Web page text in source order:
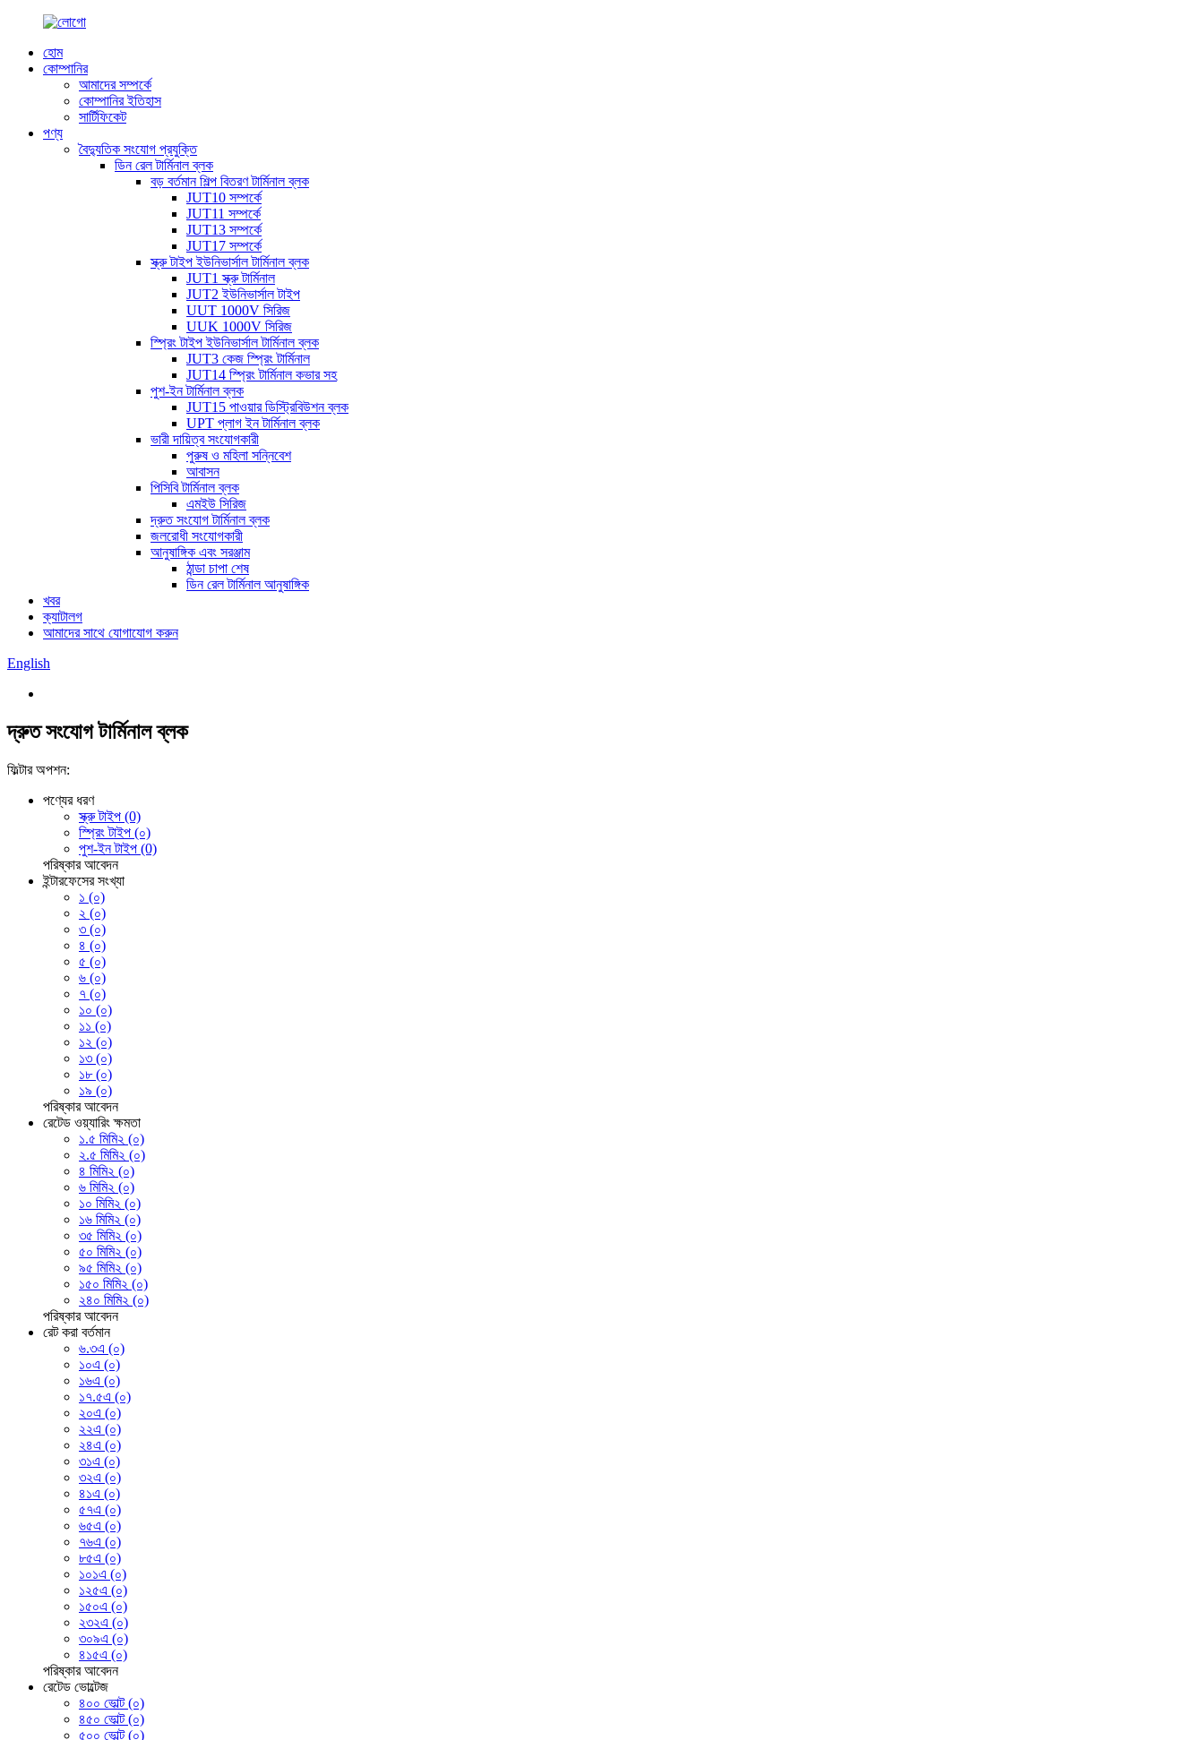
হোম
কোম্পানির
আমাদের সম্পর্কে
কোম্পানির ইতিহাস
সার্টিফিকেট
পণ্য
বৈদ্যুতিক সংযোগ প্রযুক্তি
ডিন রেল টার্মিনাল ব্লক
বড় বর্তমান শিল্প বিতরণ টার্মিনাল ব্লক
JUT10 সম্পর্কে
JUT11 সম্পর্কে
JUT13 সম্পর্কে
JUT17 সম্পর্কে
স্ক্রু টাইপ ইউনিভার্সাল টার্মিনাল ব্লক
JUT1 স্ক্রু টার্মিনাল
JUT2 ইউনিভার্সাল টাইপ
UUT 1000V সিরিজ
UUK 1000V সিরিজ
স্প্রিং টাইপ ইউনিভার্সাল টার্মিনাল ব্লক
JUT3 কেজ স্প্রিং টার্মিনাল
JUT14 স্প্রিং টার্মিনাল কভার সহ
পুশ-ইন টার্মিনাল ব্লক
JUT15 পাওয়ার ডিস্ট্রিবিউশন ব্লক
UPT প্লাগ ইন টার্মিনাল ব্লক
ভারী দায়িত্ব সংযোগকারী
পুরুষ ও মহিলা সন্নিবেশ
আবাসন
পিসিবি টার্মিনাল ব্লক
এমইউ সিরিজ
দ্রুত সংযোগ টার্মিনাল ব্লক
জলরোধী সংযোগকারী
আনুষাঙ্গিক এবং সরঞ্জাম
ঠান্ডা চাপা শেষ
ডিন রেল টার্মিনাল আনুষাঙ্গিক
খবর
ক্যাটালগ
আমাদের সাথে যোগাযোগ করুন
English
দ্রুত সংযোগ টার্মিনাল ব্লক
ফিল্টার অপশন:
পণ্যের ধরণ
স্ক্রু টাইপ (0)
স্প্রিং টাইপ (০)
পুশ-ইন টাইপ (0)
পরিষ্কার আবেদন
ইন্টারফেসের সংখ্যা
১ (০)
২ (০)
৩ (০)
৪ (০)
৫ (০)
৬ (০)
৭ (০)
১০ (০)
১১ (০)
১২ (০)
১৩ (০)
১৮ (০)
১৯ (০)
পরিষ্কার আবেদন
রেটেড ওয়্যারিং ক্ষমতা
১.৫ মিমি২ (০)
২.৫ মিমি২ (০)
৪ মিমি২ (০)
৬ মিমি২ (০)
১০ মিমি২ (০)
১৬ মিমি২ (০)
৩৫ মিমি২ (০)
৫০ মিমি২ (০)
৯৫ মিমি২ (০)
১৫০ মিমি২ (০)
২৪০ মিমি২ (০)
পরিষ্কার আবেদন
রেট করা বর্তমান
৬.৩এ (০)
১০এ (০)
১৬এ (০)
১৭.৫এ (০)
২০এ (০)
২২এ (০)
২৪এ (০)
৩১এ (০)
৩২এ (০)
৪১এ (০)
৫৭এ (০)
৬৫এ (০)
৭৬এ (০)
৮৫এ (০)
১০১এ (০)
১২৫এ (০)
১৫০এ (০)
২৩২এ (০)
৩০৯এ (০)
৪১৫এ (০)
পরিষ্কার আবেদন
রেটেড ভোল্টেজ
৪০০ ভোল্ট (০)
৪৫০ ভোল্ট (০)
৫০০ ভোল্ট (০)